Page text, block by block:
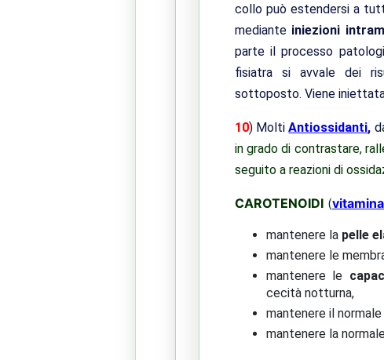
collo può estendersi a
mediante iniezioni
parte il processo
fisiatra si avvale dei
sottoposto. Viene
10) MoltiAntiossidanti, d
in grado di contrastare,
seguito a reazioni di
CAROTENOIDI(
mantenere la pelle
mantenere le
mantenere le
cecità notturna,
mantenere il normale
mantenere la